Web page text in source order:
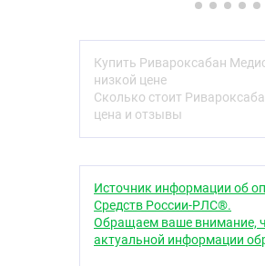
Фармакологические
Фармакодинамика
Механизм
Ривароксабан —
высокой
пути свертывания
приводит к
тромбином.
также не
Купить Ривароксабан
низкой цене
Сколько стоит
цена и отзывы
Источник информации об
Средств России-РЛС®.
Обращаем ваше внимание,
актуальной информации